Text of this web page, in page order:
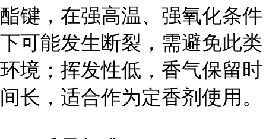
酯键，在强高温、强氧化条件
下可能发生断裂，需避免此类
环境；挥发性低，香气保留时
间长，适合作为定香剂使用。